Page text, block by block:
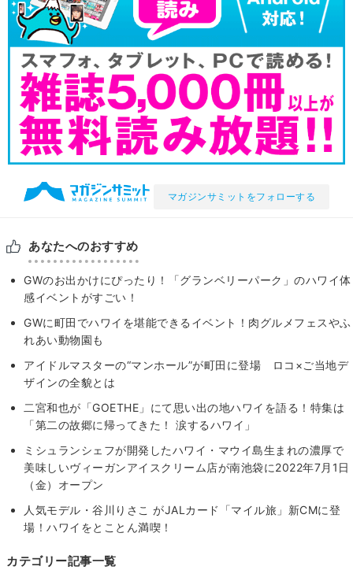
マガジンサミットをフォローする
あなたへのおすすめ
GWのお出かけにぴったり！「グランベリーパーク」のハワイ体
感イベントがすごい！
GWに町田でハワイを堪能できるイベント！肉グルメフェスやふ
れあい動物園も
アイドルマスターの“マンホール”が町田に登場 ロコ×ご当地デ
ザインの全貌とは
二宮和也が「GOETHE」にて思い出の地ハワイを語る！特集は
「第二の故郷に帰ってきた！ 涙するハワイ」
ミシュランシェフが開発したハワイ・マウイ島生まれの濃厚で
美味しいヴィーガンアイスクリーム店が南池袋に2022年7月1日
（金）オープン
人気モデル・谷川りさこ がJALカード「マイル旅」新CMに登
場！ハワイをとことん満喫！
カテゴリー記事一覧